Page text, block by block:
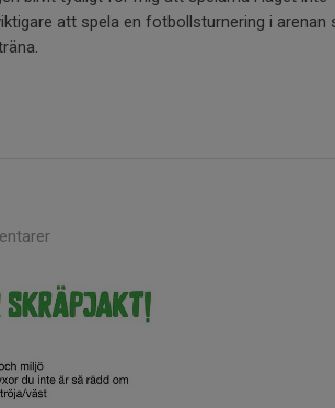
att spela en fotbollsturnering i arenan